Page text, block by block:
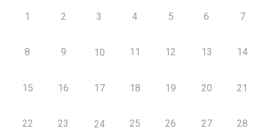
1 2 3 4 5 6 7
8 9 10 11 12 13 14
15 16 17 18 19 20 21
22 23 24 25 26 27 28